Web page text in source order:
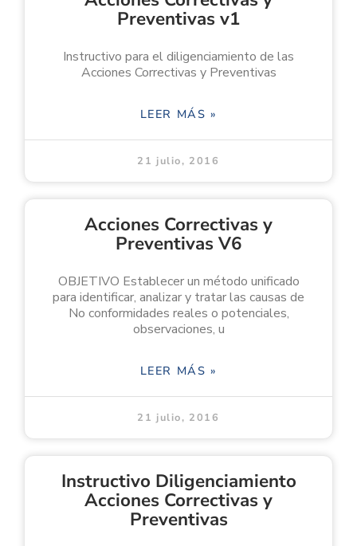
Preventivas v1
Instructivo para el diligenciamiento de las
Acciones Correctivas y Preventivas
LEER MÁS »
21 julio, 2016
Acciones Correctivas y
Preventivas V6
OBJETIVO Establecer un método unificado
para identificar, analizar y tratar las causas de
No conformidades reales o potenciales,
observaciones, u
LEER MÁS »
21 julio, 2016
Instructivo Diligenciamiento
Acciones Correctivas y
Preventivas